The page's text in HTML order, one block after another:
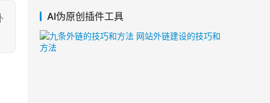
AI伪原创插件工具